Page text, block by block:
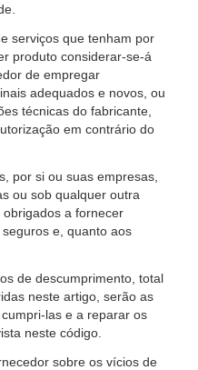
serviços que tenham por
produto considerar-se-á
de empregar
adequados e novos, ou
técnicas do fabricante,
em contrário do
por si ou suas empresas,
ou sob qualquer outra
a fornecer
e, quanto aos
de descumprimento, total
neste artigo, serão as
las e a reparar os
neste código.
sobre os vícios de